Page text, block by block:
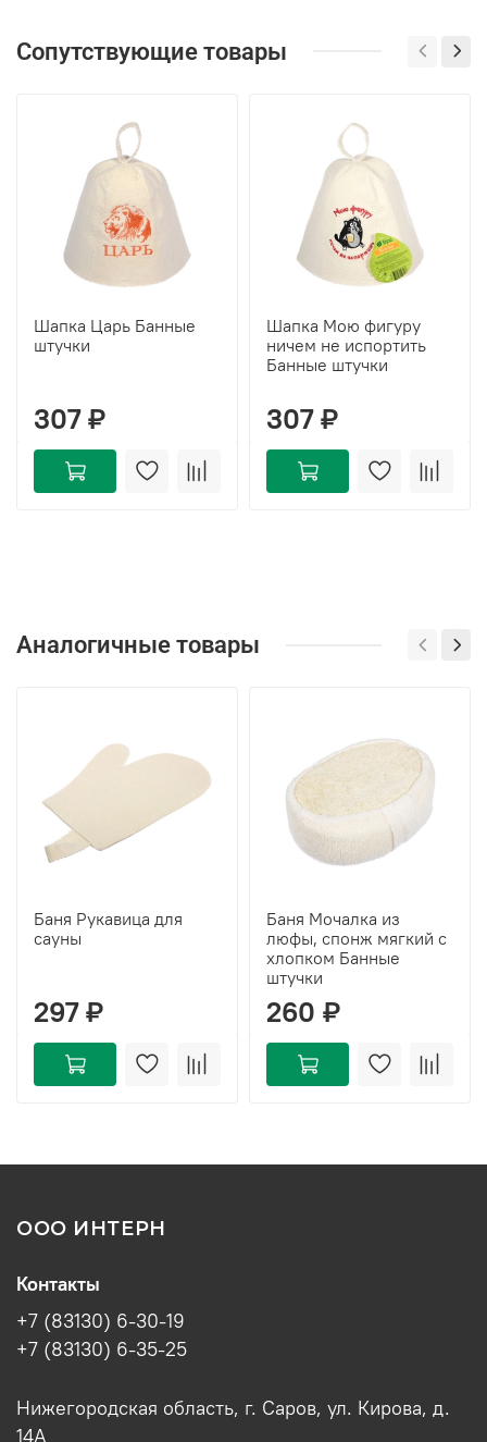
Сопутствующие товары
Шапка Царь Банные
штучки
307 ₽
Шапка Мою фигуру
ничем не испортить
Банные штучки
307 ₽
Аналогичные товары
Баня Рукавица для
сауны
297 ₽
Баня Мочалка из
люфы, спонж мягкий с
хлопком Банные
штучки
260 ₽
ООО ИНТЕРН
Контакты
+7 (83130) 6-30-19
+7 (83130) 6-35-25
Нижегородская область, г. Саров, ул. Кирова, д.
14А